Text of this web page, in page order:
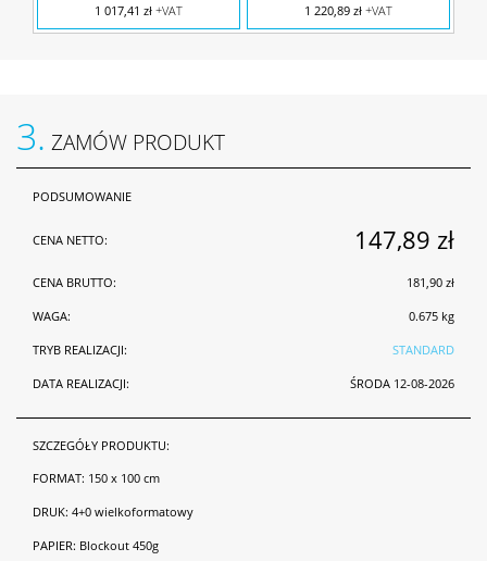
1 017,41 zł +VAT 1 220,89 zł +VAT
3. ZAMÓW PRODUKT
PODSUMOWANIE
CENA NETTO: 147,89 zł
CENA BRUTTO: 181,90 zł
WAGA: 0.675 kg
TRYB REALIZACJI: STANDARD
DATA REALIZACJI: ŚRODA 12-08-2026
SZCZEGÓŁY PRODUKTU:
FORMAT: 150 x 100 cm
DRUK: 4+0 wielkoformatowy
PAPIER: Blockout 450g